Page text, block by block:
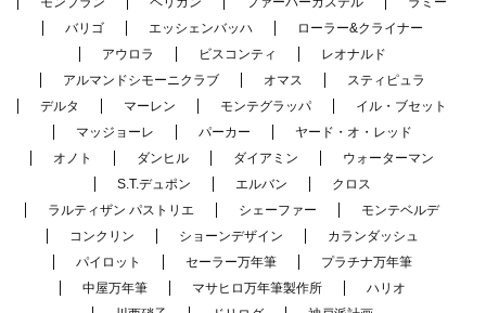
バリゴ
エッシェンバッハ
ローラー&クライナー
アウロラ
ビスコンティ
レオナルド
アルマンドシモーニクラブ
オマス
スティピュラ
デルタ
マーレン モンテグラッパ
イル・ブセット
マッジョーレ
パーカー
ヤード・オ・レッド
オノト
ダンヒル ダイアミン
ウォーターマン
S.T.デュポン
エルバン
クロス
ラルティザン パストリエ
シェーファー
モンテベルデ
コンクリン
ショーンデザイン
カランダッシュ
パイロット
セーラー万年筆
プラチナ万年筆
中屋万年筆
マサヒロ万年筆製作所
ハリオ